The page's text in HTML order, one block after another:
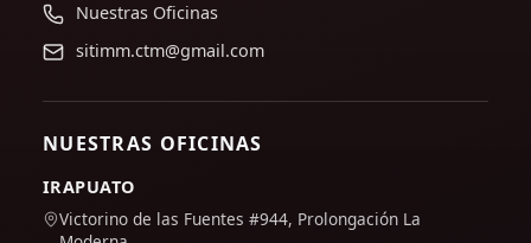
Nuestras Oficinas
sitimm.ctm@gmail.com
NUESTRAS OFICINAS
IRAPUATO
Victorino de las Fuentes #944, Prolongación La